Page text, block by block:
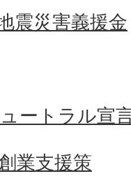
震災害義援金
ートラル宣
業支援策